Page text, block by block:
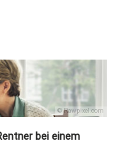
© Rawpixel.com
bei einem